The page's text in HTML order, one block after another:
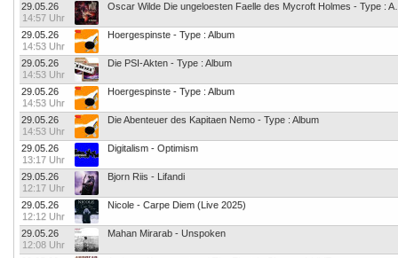
29.05.26
14:57 Uhr
29.05.26
14:53 Uhr
Hoergespinste - Type : Album
29.05.26
14:53 Uhr
Die PSI-Akten - Type : Album
29.05.26
14:53 Uhr
Hoergespinste - Type : Album
29.05.26
14:53 Uhr
Die Abenteuer des Kapitaen Nemo - Type : Album
29.05.26
13:17 Uhr
Digitalism - Optimism
29.05.26
12:17 Uhr
Bjorn Riis - Lifandi
29.05.26
12:12 Uhr
Nicole - Carpe Diem (Live 2025)
29.05.26
12:08 Uhr
Mahan Mirarab - Unspoken